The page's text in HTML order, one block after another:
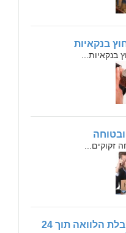
בנקאיות
בנקאיות...
זקוקים...
הלוואה באישור מיידי – קבלת הלוואה תוך 24